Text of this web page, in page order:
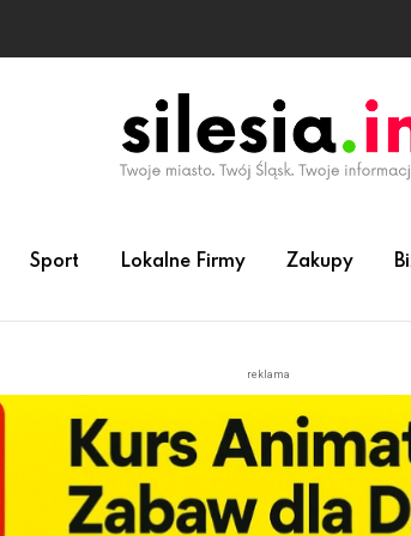
Sport Lokalne Firmy Zakupy
reklama